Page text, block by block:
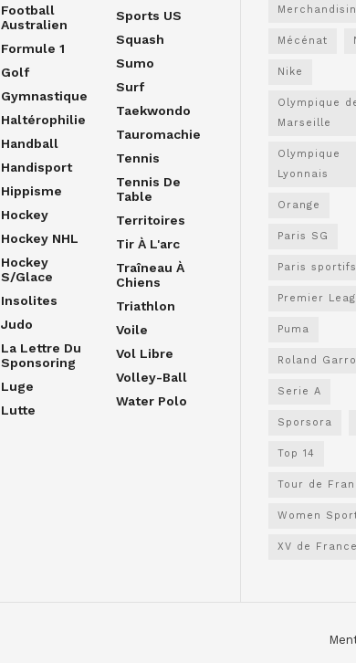
Football
Australien
Formule 1
Golf
Gymnastique
Haltérophilie
Handball
Handisport
Hippisme
Hockey
Hockey NHL
Hockey
S/glace
Insolites
Judo
La Lettre Du
Sponsoring
Luge
Lutte
Sports US
Squash
Sumo
Surf
Taekwondo
Tauromachie
Tennis
Tennis De
Table
Territoires
Tir À L'arc
Traîneau À
Chiens
Triathlon
Voile
Vol Libre
Volley-Ball
Water Polo
Mécénat
Nike
Olympique
Marseille
Olympique
Lyonnais
Orange
Paris SG
Paris sportifs
Premier
Puma
Roland
Serie A
Sporsora
Top 14
Tour de
Women
XV de France